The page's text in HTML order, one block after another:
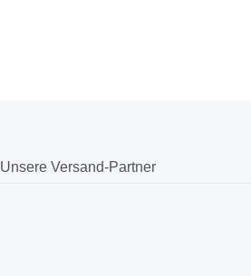
Unsere Versand-Partner